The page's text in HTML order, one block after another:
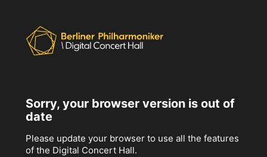
Sorry, your browser version is out of
date
Please update your browser to use all the features
of the Digital Concert Hall.